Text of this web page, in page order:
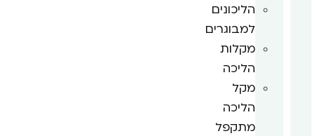
הליכונים
למבוגרים
מקלות
הליכה
מקל
הליכה
מתקפל